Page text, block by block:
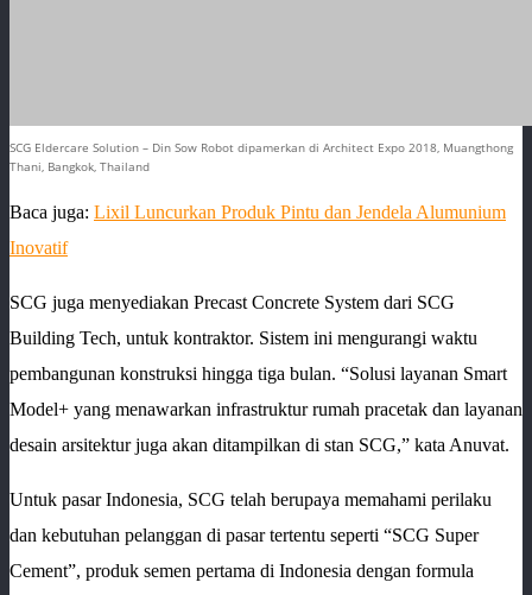
SCG Eldercare Solution – Din Sow Robot dipamerkan di Architect Expo 2018, Muangthong
Thani, Bangkok, Thailand
Baca juga: Lixil Luncurkan Produk Pintu dan Jendela Alumunium
Inovatif
SCG juga menyediakan Precast Concrete System dari SCG
Building Tech, untuk kontraktor. Sistem ini mengurangi waktu
pembangunan konstruksi hingga tiga bulan. “Solusi layanan Smart
Model+ yang menawarkan infrastruktur rumah pracetak dan layanan
desain arsitektur juga akan ditampilkan di stan SCG,” kata Anuvat.
Untuk pasar Indonesia, SCG telah berupaya memahami perilaku
dan kebutuhan pelanggan di pasar tertentu seperti “SCG Super
Cement”, produk semen pertama di Indonesia dengan formula